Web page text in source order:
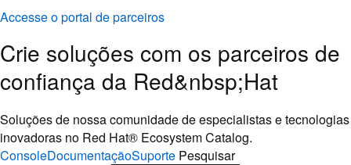
Accesse o portal de parceiros
Crie soluções com os parceiros de
confiança da Red&nbsp;Hat
Soluções de nossa comunidade de especialistas e tecnologias
inovadoras no Red Hat® Ecosystem Catalog.
ConsoleDocumentaçãoSuporte Pesquisar